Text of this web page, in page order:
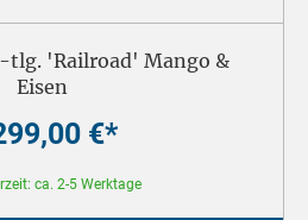
tlg. 'Railroad' Mango &
Eisen
€*
ca. 2-5 Werktage